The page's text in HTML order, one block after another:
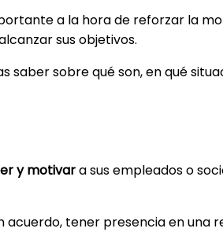
a la hora de reforzar la
sus objetivos.
sobre qué son, en qué
y motivara sus empleados o
tener presencia en una